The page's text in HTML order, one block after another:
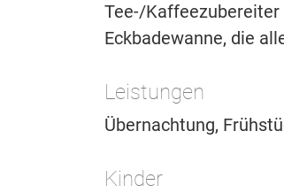
Tee-/Kaffeezubereiter
Eckbadewanne, die
Leistungen
Übernachtung,
Kinder